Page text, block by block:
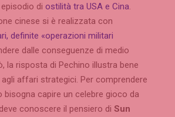
di ostilità tra USA e Cina.
cinese si è realizzata con
definite «operazioni militari
dalle conseguenze di medio
la risposta di Pechino illustra bene
agli affari strategici. Per comprendere
bisogna capire un celebre gioco da
conoscere il pensiero di Sun